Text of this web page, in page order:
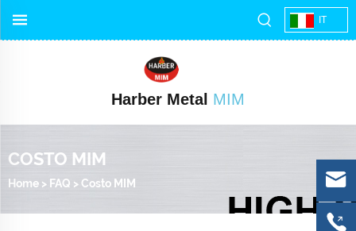
IT
Harber Metal MIM
COSTO MIM
Home > FAQ > Costo MIM